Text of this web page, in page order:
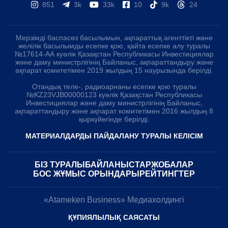
851 3k 33k 10 9k 24
Мерзімді баспасөз басылымын, ақпараттық агенттікті және
желілік басылымды есепке қою, қайта есепке алу туралы
№17614-АА куәлік Қазақстан Республикасы Инвестициялар
және даму министрлігінің Байланыс, ақпараттандыру және
ақпарат комитетімен 2019 жылдың 15 наурызында берілді.
Отандық теле-, радиоарнаны есепке қою туралы
№KZ23VJB00000123 куәлік Қазақстан Республикасы
Инвестициялар және даму министрлігінің Байланыс,
ақпараттандыру және ақпарат комитетімен 2016 жылдың 8
қыркүйегінде берілді.
МАТЕРИАЛДАРДЫ ПАЙДАЛАНУ ТУРАЛЫ КЕЛІСІМ
БІЗ ТУРАЛЫ БАЙЛАНЫСТАРЖОБАЛАР
БОС ЖҰМЫС ОРЫНДАРЫ РЕЙТИНГТЕР
«Atameken Business» Медиахолдингі
ҚҰПИЯЛЫЛЫҚ САЯСАТЫ